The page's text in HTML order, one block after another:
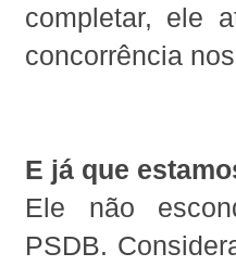
completar, ele
concorrência
E já que
Ele não
PSDB.